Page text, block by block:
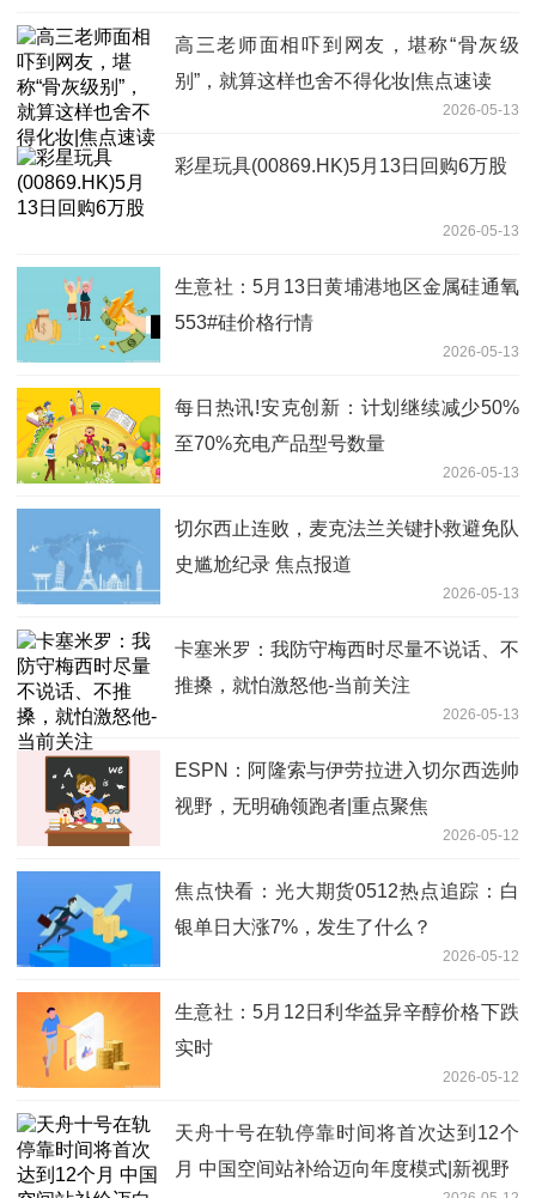
高三老师面相吓到网友，堪称“骨灰级
别”，就算这样也舍不得化妆|焦点速读
2026-05-13
彩星玩具(00869.HK)5月13日回购6万股
2026-05-13
生意社：5月13日黄埔港地区金属硅通氧
553#硅价格行情
2026-05-13
每日热讯!安克创新：计划继续减少50%
至70%充电产品型号数量
2026-05-13
切尔西止连败，麦克法兰关键扑救避免队
史尴尬纪录 焦点报道
2026-05-13
卡塞米罗：我防守梅西时尽量不说话、不
推搡，就怕激怒他-当前关注
2026-05-13
ESPN：阿隆索与伊劳拉进入切尔西选帅
视野，无明确领跑者|重点聚焦
2026-05-12
焦点快看：光大期货0512热点追踪：白
银单日大涨7%，发生了什么？
2026-05-12
生意社：5月12日利华益异辛醇价格下跌
实时
2026-05-12
天舟十号在轨停靠时间将首次达到12个
月 中国空间站补给迈向年度模式|新视野